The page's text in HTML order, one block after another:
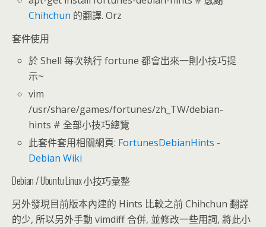
Chihchun 的翻譯. Orz
套件使用
於 Shell 每次執行 fortune 都會出來一則小技巧提
示~
vim
/usr/share/games/fortunes/zh_TW/debian-
hints # 全部小技巧總覽
此套件套用相關網頁: FortunesDebianHints -
Debian Wiki
Debian / Ubuntu Linux 小技巧彙整
另外發現目前版本內建的 Hints 比較之前 Chihchun 翻譯
的少, 所以另外手動 vimdiff 合併, 並修改一些用詞, 將此小